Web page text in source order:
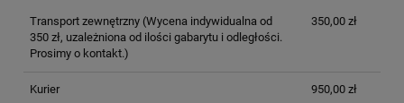
Transport zewnętrzny(Wycena indywidualna od
350 zł, uzależniona od ilości gabarytu i odległości.
Prosimy o kontakt.)
350,00 zł
Kurier 950,00 zł